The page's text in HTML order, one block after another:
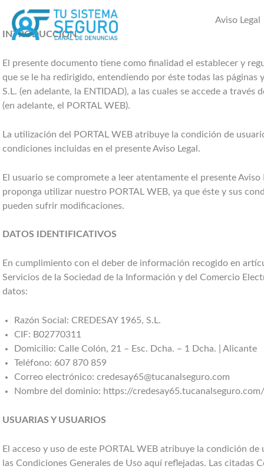
contenido
Aviso Legal
INTRODUCCIÓN
El presente documento tiene como finalidad el establecer y
que se le ha redirigido, entendiendo por éste todas las páginas
S.L. (en adelante, la ENTIDAD), a las cuales se accede a
(en adelante, el PORTAL WEB).
La utilización del PORTAL WEB atribuye la condición de
condiciones incluidas en el presente Aviso Legal.
El usuario se compromete a leer atentamente el presente Aviso
proponga utilizar nuestro PORTAL WEB, ya que éste y sus
pueden sufrir modificaciones.
DATOS IDENTIFICATIVOS
En cumplimiento con el deber de información recogido en
Servicios de la Sociedad de la Información y del Comercio
datos:
Razón Social: CREDESAY 1965, S.L.
CIF: B02770311
Domicilio: Calle Colón, 21 – Esc. Dcha. – 1 Dcha. | Alicante
Teléfono: 607 870 859
Correo electrónico: credesay65@tucanalseguro.com
Nombre del dominio: https://credesay65.tucanalseguro.com/
USUARIAS Y USUARIOS
El acceso y uso de este PORTAL WEB atribuye la condición
las Condiciones Generales de Uso aquí reflejadas. Las citadas